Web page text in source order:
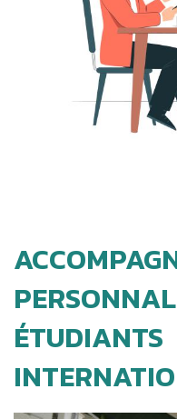
ÉTUDIANTS